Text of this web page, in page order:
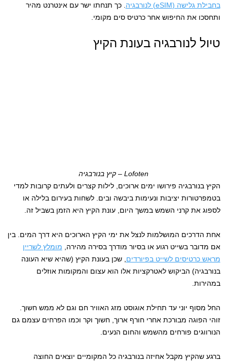
בחבילת גלישה (eSIM) לנורבגיה
. כך תנחתו ישר עם אינטרנט מהיר
ותחסכו את החיפוש אחר כרטיס סים מקומי.
טיול לנורבגיה בעונת הקיץ
Lofoten – קיץ בנורבגיה
הקיץ בנורבגיה פירושו ימים ארוכים, לילות קצרים ולעתים קרובות למדי
בטמפרטורות יציבות ונעימות ביבשה ובים. לשחות בעירום בלילה או
לספוג את קרני השמש במשך היום, עונת הקיץ היא הזמן בשביל זה.
אחת הדרכים המושלמות לנצל את ימי הקיץ הארוכים היא דרך המים. בין
אם מדובר בשייט רגוע או בסיור מודרך בסירה מהירה, מומלץ לשריין
מראש כרטיסים לשייט בפיורדים , שכן בעונת הקיץ (שהיא שיא העונה
בנורבגיה) הביקוש לאטרקציות אלו הוא עצום והמקומות אוזלים
במהירות.
החל מסוף יוני עד תחילת אוגוסט מזג האוויר חם וגם לא ממש חשוך.
זוהי הפוגה מבורכת אחרי חורף ארוך, חשוך וקר וכמו הפרחים עצמם גם
הנורווגים פורחים מהשמש והחום הנעים.
ברגע שהקיץ מקבל אחיזה בנורבגיה כל המקומיים יוצאים החוצה